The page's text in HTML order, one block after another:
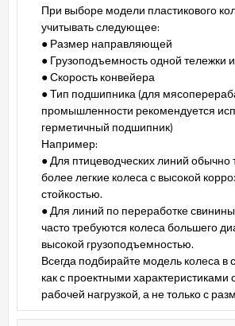
При выборе модели пластикового
учитывать следующее:
● Размер направляющей
● Грузоподъемность одной тележки
● Скорость конвейера
● Тип подшипника (для
промышленности рекомендуется
герметичный подшипник)
Например:
● Для птицеводческих линий обычно
более легкие колеса с высокой
стойкостью.
● Для линий по переработке
часто требуются колеса большего
высокой грузоподъемностью.
Всегда подбирайте модель колеса в
как с проектными характеристиками
рабочей нагрузкой, а не только с